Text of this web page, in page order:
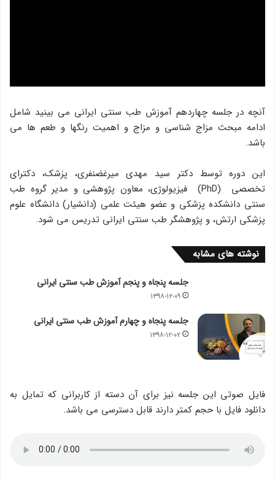
آنچه در جلسه چهاردهم آموزش طب سنتی ایرانی می بینید شامل
ادامه مبحث مزاج شناسی و مزاج و اهمیت رنگها و طعم ها می
باشد.
این دوره توسط دکتر سید مهدی میرغضنفری، پزشک، دکترای
تخصصی (PhD) فیزیولوژی، معاون پژوهشی و مدير گروه طب
سنتی دانشکده پزشکی و عضو هیئت علمی (دانشیار) دانشگاه علوم
پزشکی ارتش، و پژوهشگر طب سنتی ایرانی تدریس می شود.
نوشته های مشابه
جلسه پنجاه و پنجم آموزش طب سنتی ایرانی
۱۳۹۸-۱۲-۰۹
جلسه پنجاه و چهارم آموزش طب سنتی ایرانی
۱۳۹۸-۱۲-۰۲
فایل صوتی این جلسه نیز برای آن دسته از کاربرانی که تمایل به
دانلود فایل با حجم کمتر دارند قابل دسترسی می باشد.